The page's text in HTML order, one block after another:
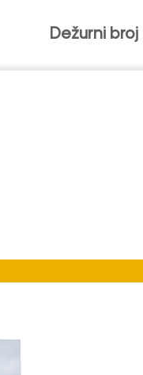
Dežurni broj